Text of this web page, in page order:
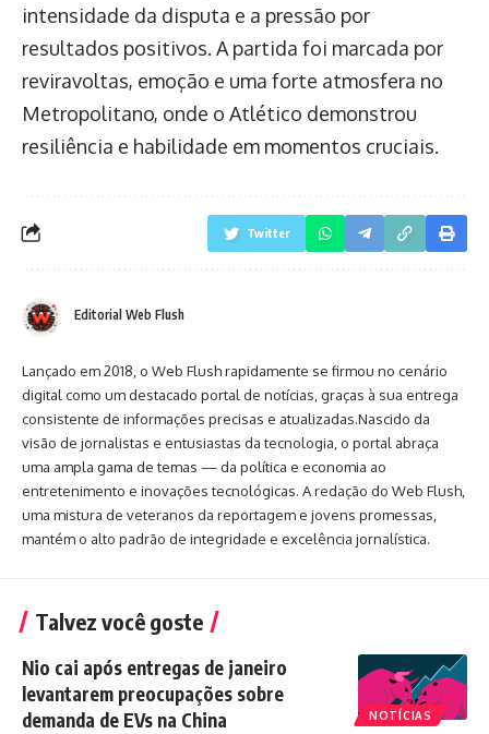
intensidade da disputa e a pressão por
resultados positivos. A partida foi marcada por
reviravoltas, emoção e uma forte atmosfera no
Metropolitano, onde o Atlético demonstrou
resiliência e habilidade em momentos cruciais.
Twitter
Editorial Web Flush
Lançado em 2018, o Web Flush rapidamente se firmou no cenário
digital como um destacado portal de notícias, graças à sua entrega
consistente de informações precisas e atualizadas.Nascido da
visão de jornalistas e entusiastas da tecnologia, o portal abraça
uma ampla gama de temas — da política e economia ao
entretenimento e inovações tecnológicas. A redação do Web Flush,
uma mistura de veteranos da reportagem e jovens promessas,
mantém o alto padrão de integridade e excelência jornalística.
Talvez você goste
NOTÍCIAS
Nio cai após entregas de janeiro
levantarem preocupações sobre
demanda de EVs na China